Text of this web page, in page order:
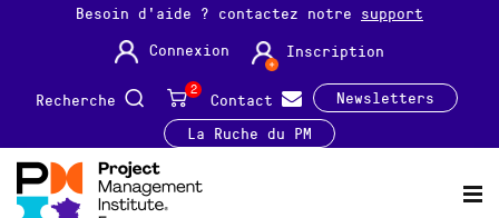
Besoin d'aide ? contactez notre support
Connexion
Inscription
Recherche 2 Contact
Newsletters
La Ruche du PM